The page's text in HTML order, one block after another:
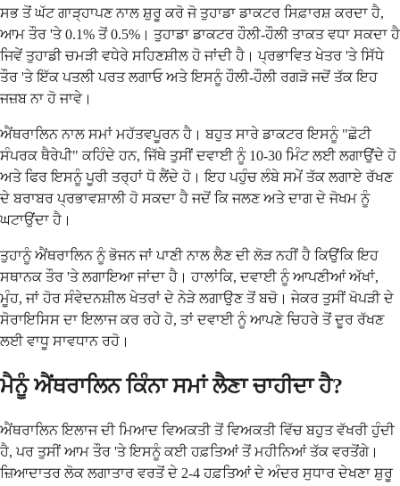
ਸਭ ਤੋਂ ਘੱਟ ਗਾੜ੍ਹਾਪਣ ਨਾਲ ਸ਼ੁਰੂ ਕਰੋ ਜੋ ਤੁਹਾਡਾ ਡਾਕਟਰ ਸਿਫ਼ਾਰਸ਼ ਕਰਦਾ ਹੈ,
ਆਮ ਤੌਰ 'ਤੇ 0.1% ਤੋਂ 0.5%। ਤੁਹਾਡਾ ਡਾਕਟਰ ਹੌਲੀ-ਹੌਲੀ ਤਾਕਤ ਵਧਾ ਸਕਦਾ ਹੈ
ਜਿਵੇਂ ਤੁਹਾਡੀ ਚਮੜੀ ਵਧੇਰੇ ਸਹਿਣਸ਼ੀਲ ਹੋ ਜਾਂਦੀ ਹੈ। ਪ੍ਰਭਾਵਿਤ ਖੇਤਰ 'ਤੇ ਸਿੱਧੇ
ਤੌਰ 'ਤੇ ਇੱਕ ਪਤਲੀ ਪਰਤ ਲਗਾਓ ਅਤੇ ਇਸਨੂੰ ਹੌਲੀ-ਹੌਲੀ ਰਗੜੋ ਜਦੋਂ ਤੱਕ ਇਹ
ਜਜ਼ਬ ਨਾ ਹੋ ਜਾਵੇ।
ਐਂਥਰਾਲਿਨ ਨਾਲ ਸਮਾਂ ਮਹੱਤਵਪੂਰਨ ਹੈ। ਬਹੁਤ ਸਾਰੇ ਡਾਕਟਰ ਇਸਨੂੰ "ਛੋਟੀ
ਸੰਪਰਕ ਥੈਰੇਪੀ" ਕਹਿੰਦੇ ਹਨ, ਜਿੱਥੇ ਤੁਸੀਂ ਦਵਾਈ ਨੂੰ 10-30 ਮਿੰਟ ਲਈ ਲਗਾਉਂਦੇ ਹੋ
ਅਤੇ ਫਿਰ ਇਸਨੂੰ ਪੂਰੀ ਤਰ੍ਹਾਂ ਧੋ ਲੈਂਦੇ ਹੋ। ਇਹ ਪਹੁੰਚ ਲੰਬੇ ਸਮੇਂ ਤੱਕ ਲਗਾਏ ਰੱਖਣ
ਦੇ ਬਰਾਬਰ ਪ੍ਰਭਾਵਸ਼ਾਲੀ ਹੋ ਸਕਦਾ ਹੈ ਜਦੋਂ ਕਿ ਜਲਣ ਅਤੇ ਦਾਗ ਦੇ ਜੋਖਮ ਨੂੰ
ਘਟਾਉਂਦਾ ਹੈ।
ਤੁਹਾਨੂੰ ਐਂਥਰਾਲਿਨ ਨੂੰ ਭੋਜਨ ਜਾਂ ਪਾਣੀ ਨਾਲ ਲੈਣ ਦੀ ਲੋੜ ਨਹੀਂ ਹੈ ਕਿਉਂਕਿ ਇਹ
ਸਥਾਨਕ ਤੌਰ 'ਤੇ ਲਗਾਇਆ ਜਾਂਦਾ ਹੈ। ਹਾਲਾਂਕਿ, ਦਵਾਈ ਨੂੰ ਆਪਣੀਆਂ ਅੱਖਾਂ,
ਮੂੰਹ, ਜਾਂ ਹੋਰ ਸੰਵੇਦਨਸ਼ੀਲ ਖੇਤਰਾਂ ਦੇ ਨੇੜੇ ਲਗਾਉਣ ਤੋਂ ਬਚੋ। ਜੇਕਰ ਤੁਸੀਂ ਖੋਪੜੀ ਦੇ
ਸੋਰਾਇਸਿਸ ਦਾ ਇਲਾਜ ਕਰ ਰਹੇ ਹੋ, ਤਾਂ ਦਵਾਈ ਨੂੰ ਆਪਣੇ ਚਿਹਰੇ ਤੋਂ ਦੂਰ ਰੱਖਣ
ਲਈ ਵਾਧੂ ਸਾਵਧਾਨ ਰਹੋ।
ਮੈਨੂੰ ਐਂਥਰਾਲਿਨ ਕਿੰਨਾ ਸਮਾਂ ਲੈਣਾ ਚਾਹੀਦਾ ਹੈ?
ਐਂਥਰਾਲਿਨ ਇਲਾਜ ਦੀ ਮਿਆਦ ਵਿਅਕਤੀ ਤੋਂ ਵਿਅਕਤੀ ਵਿੱਚ ਬਹੁਤ ਵੱਖਰੀ ਹੁੰਦੀ
ਹੈ, ਪਰ ਤੁਸੀਂ ਆਮ ਤੌਰ 'ਤੇ ਇਸਨੂੰ ਕਈ ਹਫ਼ਤਿਆਂ ਤੋਂ ਮਹੀਨਿਆਂ ਤੱਕ ਵਰਤੋਂਗੇ।
ਜ਼ਿਆਦਾਤਰ ਲੋਕ ਲਗਾਤਾਰ ਵਰਤੋਂ ਦੇ 2-4 ਹਫ਼ਤਿਆਂ ਦੇ ਅੰਦਰ ਸੁਧਾਰ ਦੇਖਣਾ ਸ਼ੁਰੂ